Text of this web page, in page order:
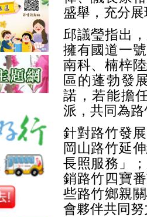
盛舉，充分
邱議瑩指出
擁有國道一
南科、楠梓
區的蓬勃發
諾，若能擔
派，共同為
針對路竹發
岡山路竹延
長照服務」
銷路竹四寶
些路竹鄉親
會夥伴共同